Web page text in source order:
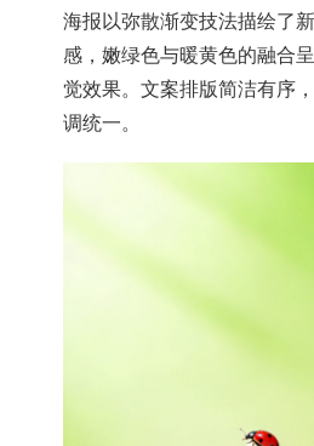
海报以弥散渐变技法描绘了
感，嫩绿色与暖黄色的融合
觉效果。文案排版简洁有序
调统一。